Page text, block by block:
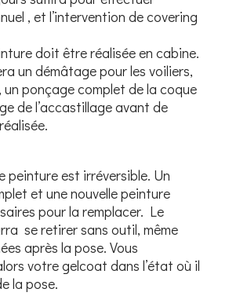
, et l’intervention de covering
doit être réalisée en cabine.
un démâtage pour les voiliers,
ponçage complet de la coque
de l’accastillage avant de
peinture est irréversible. Un
et une nouvelle peinture
pour la remplacer. Le
se retirer sans outil, même
après la pose. Vous
votre gelcoat dans l’état où il
la pose.